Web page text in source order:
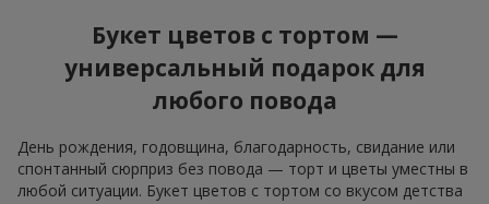
Букет цветов с тортом —
универсальный подарок для
любого повода
День рождения, годовщина, благодарность, свидание или
спонтанный сюрприз без повода — торт и цветы уместны в
любой ситуации. Букет цветов с тортом со вкусом детства